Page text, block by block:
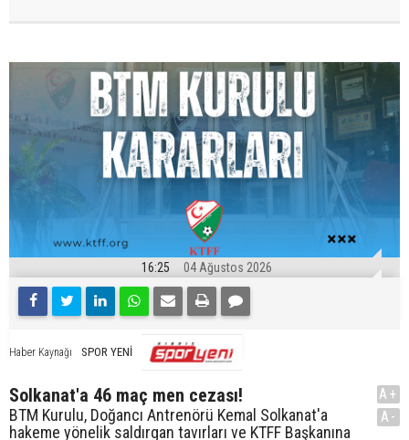
16:25 04 Ağustos 2026
Haber Kaynağı SPOR YENİ
Solkanat'a 46 maç men cezası!
BTM Kurulu, Doğancı Antrenörü Kemal Solkanat'a
hakeme yönelik saldırgan tavırları ve KTFF Başkanına
A+
A-